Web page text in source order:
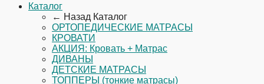
Каталог
← Назад Каталог
ОРТОПЕДИЧЕСКИЕ МАТРАСЫ
КРОВАТИ
АКЦИЯ: Кровать + Матрас
ДИВАНЫ
ДЕТСКИЕ МАТРАСЫ
ТОППЕРЫ (тонкие матрасы)